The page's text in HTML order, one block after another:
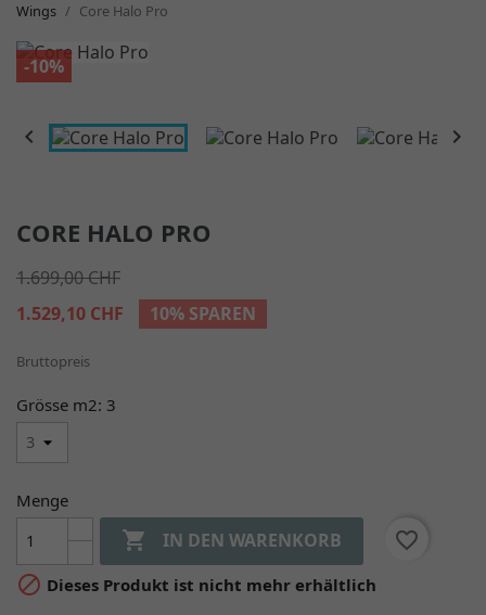
Wings
Core Halo Pro
-10%
 
CORE HALO PRO
1.699,00 CHF
1.529,10 CHF
10% SPAREN
Bruttopreis
Grösse m2: 3
Menge
 IN DEN WARENKORB
favorite_border
 Dieses Produkt ist nicht mehr erhältlich